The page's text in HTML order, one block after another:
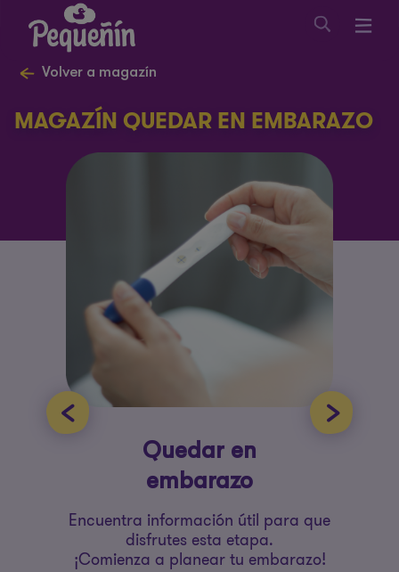
Volver a magazín
MAGAZÍN QUEDAR EN EMBARAZO
Quedar en
embarazo
Encuentra información útil para que
disfrutes esta etapa.
¡Comienza a planear tu embarazo!